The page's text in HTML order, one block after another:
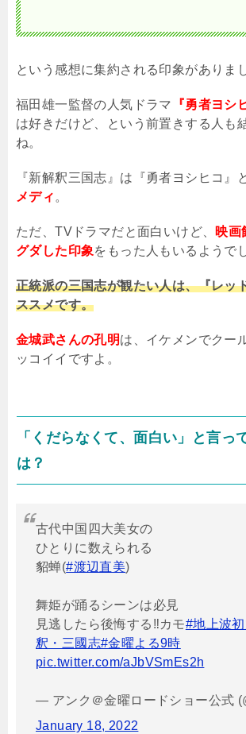
という感想に集約される印象がありま
福田雄一監督の人気ドラマ
『勇者ヨシ
は好きだけど、という前置きする人も
ね。
『新解釈三国志』は『勇者ヨシヒコ』
メディ 。
ただ、TV ドラマだと面白いけど、 映画
グダした印象をもった人もいるようで
正統派の三国志が観たい人は、『レッ
ススメです。
金城武さんの孔明は、イケメンでクー
ッコイイですよ。
「くだらなくて、面白い」と言っ
は？
古代中国四大美女の
ひとりに数えられる
貂蝉(#渡辺直美)
舞姫が踊るシーンは必見
見逃したら後悔する‼️カモ#地上波
釈・三國志#金曜よる9時
pic.twitter.com/aJbVSmEs2h
— アンク＠金曜ロードショー公式
January 18, 2022